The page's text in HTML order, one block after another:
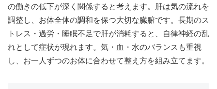
の働きの低下が深く関係すると考えます。肝は気の流れを
調整し、お体全体の調和を保つ大切な臓腑です。長期のス
トレス・過労・睡眠不足で肝が消耗すると、自律神経の乱
れとして症状が現れます。気・血・水のバランスも重視
し、お一人ずつのお体に合わせて整え方を組み立てます。